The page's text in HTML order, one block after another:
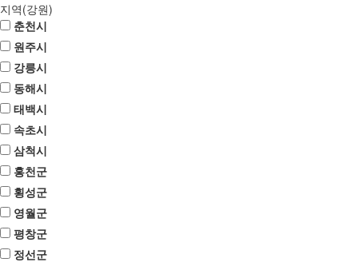
지역(강원)
춘천시
원주시
강릉시
동해시
태백시
속초시
삼척시
홍천군
횡성군
영월군
평창군
정선군